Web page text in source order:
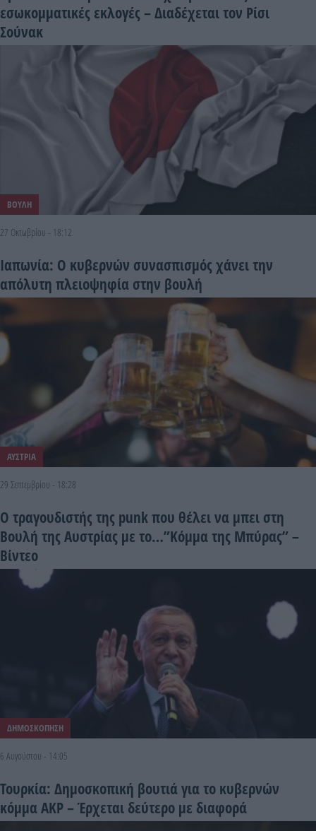
εσωκομματικές εκλογές – Διαδέχεται τον Ρίσι
Σούνακ
ΒΟΥΛΗ
27 Οκτωβρίου - 18:12
Ιαπωνία: Ο κυβερνών συνασπισμός χάνει την
απόλυτη πλειοψηφία στην βουλή
ΑΥΣΤΡΙΑ
29 Σεπτεμβρίου - 18:28
Ο τραγουδιστής της punk που θέλει να μπει στη
Βουλή της Αυστρίας με το…”Κόμμα της Μπύρας” –
Βίντεο
ΔΗΜΟΣΚΟΠΗΣΗ
6 Αυγούστου - 14:05
Τουρκία: Δημοσκοπική βουτιά για το κυβερνών
κόμμα ΑΚΡ – Έρχεται δεύτερο με διαφορά